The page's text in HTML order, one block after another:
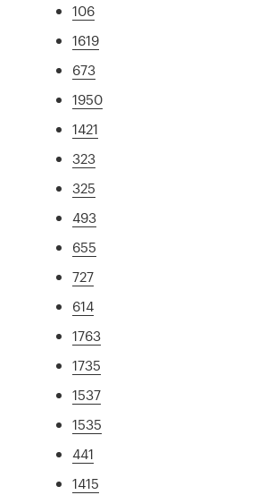
106
1619
673
1950
1421
323
325
493
655
727
614
1763
1735
1537
1535
441
1415